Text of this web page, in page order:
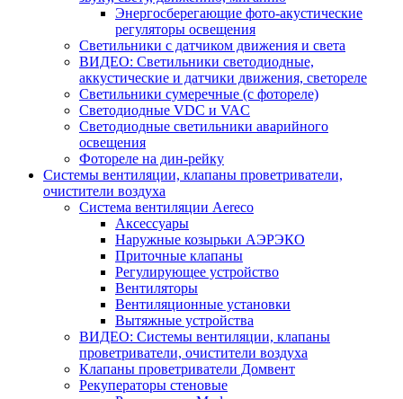
Энергосберегающие фото-акустические
регуляторы освещения
Светильники с датчиком движения и света
ВИДЕО: Светильники светодиодные,
аккустические и датчики движения, светореле
Светильники сумеречные (с фотореле)
Светодиодные VDC и VAC
Светодиодные светильники аварийного
освещения
Фотореле на дин-рейку
Системы вентиляции, клапаны проветриватели,
очистители воздуха
Система вентиляции Aereco
Аксессуары
Наружные козырьки АЭРЭКО
Приточные клапаны
Регулирующее устройство
Вентиляторы
Вентиляционные установки
Вытяжные устройства
ВИДЕО: Системы вентиляции, клапаны
проветриватели, очистители воздуха
Клапаны проветриватели Домвент
Рекуператоры стеновые